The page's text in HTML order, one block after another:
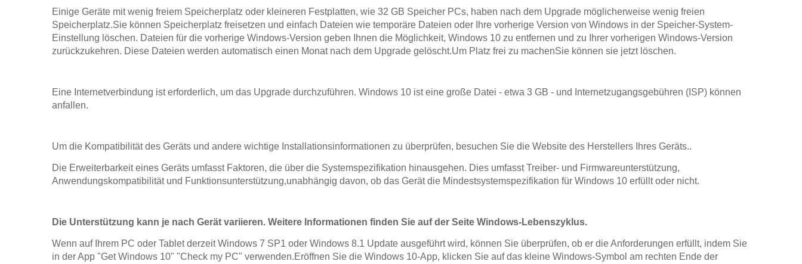
Einige Geräte mit wenig freiem Speicherplatz oder kleineren Festplatten, wie 32 GB Speicher PCs, haben nach dem Upgrade möglicherweise wenig freien
Speicherplatz.Sie können Speicherplatz freisetzen und einfach Dateien wie temporäre Dateien oder Ihre vorherige Version von Windows in der Speicher-System-
Einstellung löschen. Dateien für die vorherige Windows-Version geben Ihnen die Möglichkeit, Windows 10 zu entfernen und zu Ihrer vorherigen Windows-Version
zurückzukehren. Diese Dateien werden automatisch einen Monat nach dem Upgrade gelöscht.Um Platz frei zu machenSie können sie jetzt löschen.
Eine Internetverbindung ist erforderlich, um das Upgrade durchzuführen. Windows 10 ist eine große Datei - etwa 3 GB - und Internetzugangsgebühren (ISP) können
anfallen.
Um die Kompatibilität des Geräts und andere wichtige Installationsinformationen zu überprüfen, besuchen Sie die Website des Herstellers Ihres Geräts..
Die Erweiterbarkeit eines Geräts umfasst Faktoren, die über die Systemspezifikation hinausgehen. Dies umfasst Treiber- und Firmwareunterstützung,
Anwendungskompatibilität und Funktionsunterstützung,unabhängig davon, ob das Gerät die Mindestsystemspezifikation für Windows 10 erfüllt oder nicht.
Die Unterstützung kann je nach Gerät variieren. Weitere Informationen finden Sie auf der Seite Windows-Lebenszyklus.
Wenn auf Ihrem PC oder Tablet derzeit Windows 7 SP1 oder Windows 8.1 Update ausgeführt wird, können Sie überprüfen, ob er die Anforderungen erfüllt, indem Sie
in der App "Get Windows 10" "Check my PC" verwenden.Eröffnen Sie die Windows 10-App, klicken Sie auf das kleine Windows-Symbol am rechten Ende der